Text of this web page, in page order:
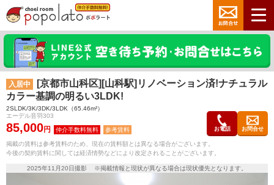
入居中
[京都市山科区][山科駅]リノベーション済!ナチュラル
カラー基調の明るい3LDK!
2SLDK/3K/3DK/3LDK（65.46m²）
エーデル音羽303
85,000円 参考賃料 お電話 お問合せ
掲載の賃料は参考賃料のため、現在の賃料額とは異なる場合がございます。
今後の契約賃料に関しては経済情勢などにより改定されることがございます。
2025年11月20日撮影 ※掲載情報と現状が異なる場合は現状優先となります。